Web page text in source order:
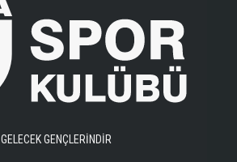
GELECEK GENÇLERİNDİR